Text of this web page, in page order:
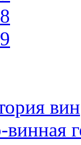
вин